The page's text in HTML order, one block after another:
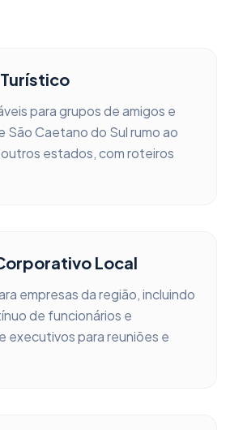
para grupos de amigos e
São Caetano do Sulrumo ao
estados, com roteiros
Local
empresas da região, incluindo
de funcionários e
executivos para reuniões e